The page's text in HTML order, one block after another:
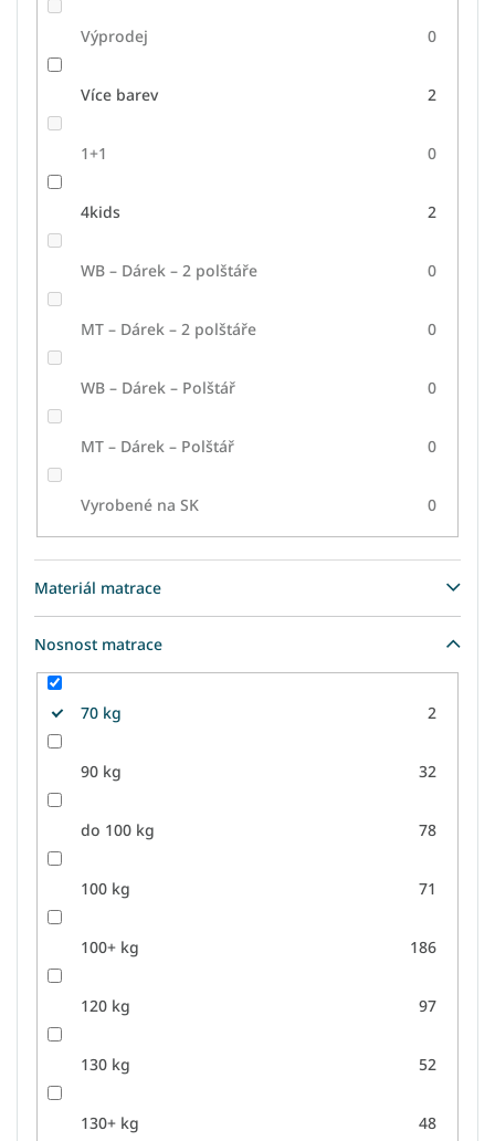
Výprodej 0
Více barev 2
1+1 0
4kids 2
WB – Dárek – 2 polštáře 0
MT – Dárek – 2 polštáře 0
WB – Dárek – Polštář 0
MT – Dárek – Polštář 0
Vyrobené na SK 0
Materiál matrace
Nosnost matrace
70 kg 2
90 kg 32
do 100 kg 78
100 kg 71
100+ kg 186
120 kg 97
130 kg 52
130+ kg 48